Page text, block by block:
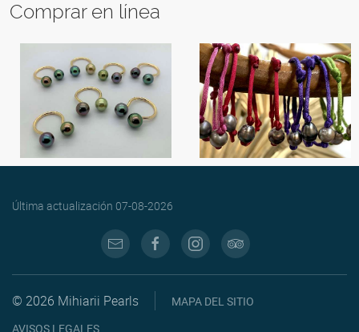
Comprar en línea
Última actualización 07-08-2026
© 2026 Mihiarii Pearls
MAPA DEL SITIO
AVISOS LEGALES